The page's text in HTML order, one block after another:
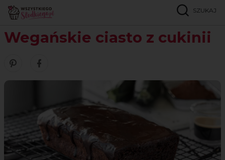
SZUKAJ
Strona główna Wegańskie ciasto z cukinii
Wegańskie ciasto z cukinii
Zobacz nasze piny w serwisie Pinterest
Udostępnij ten przepis w serwisie Facebook